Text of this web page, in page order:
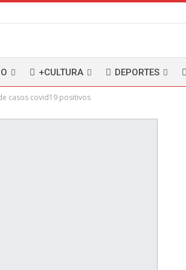
+CULTURA DEPORTES
casos covid19 positivos